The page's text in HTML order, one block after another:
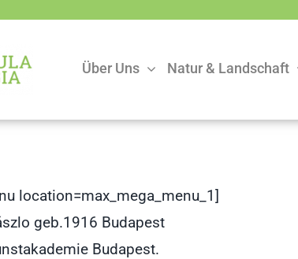
Über Uns Natur & Landschaft
location=max_mega_menu_1]
geb.1916 Budapest
Budapest.